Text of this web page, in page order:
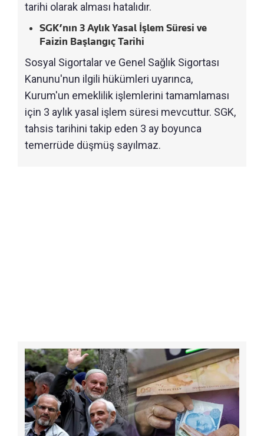
tarihi olarak alması hatalıdır.
SGK’nın 3 Aylık Yasal İşlem Süresi ve
Faizin Başlangıç Tarihi
Sosyal Sigortalar ve Genel Sağlık Sigortası
Kanunu'nun ilgili hükümleri uyarınca,
Kurum'un emeklilik işlemlerini tamamlaması
için 3 aylık yasal işlem süresi mevcuttur. SGK,
tahsis tarihini takip eden 3 ay boyunca
temerrüde düşmüş sayılmaz.